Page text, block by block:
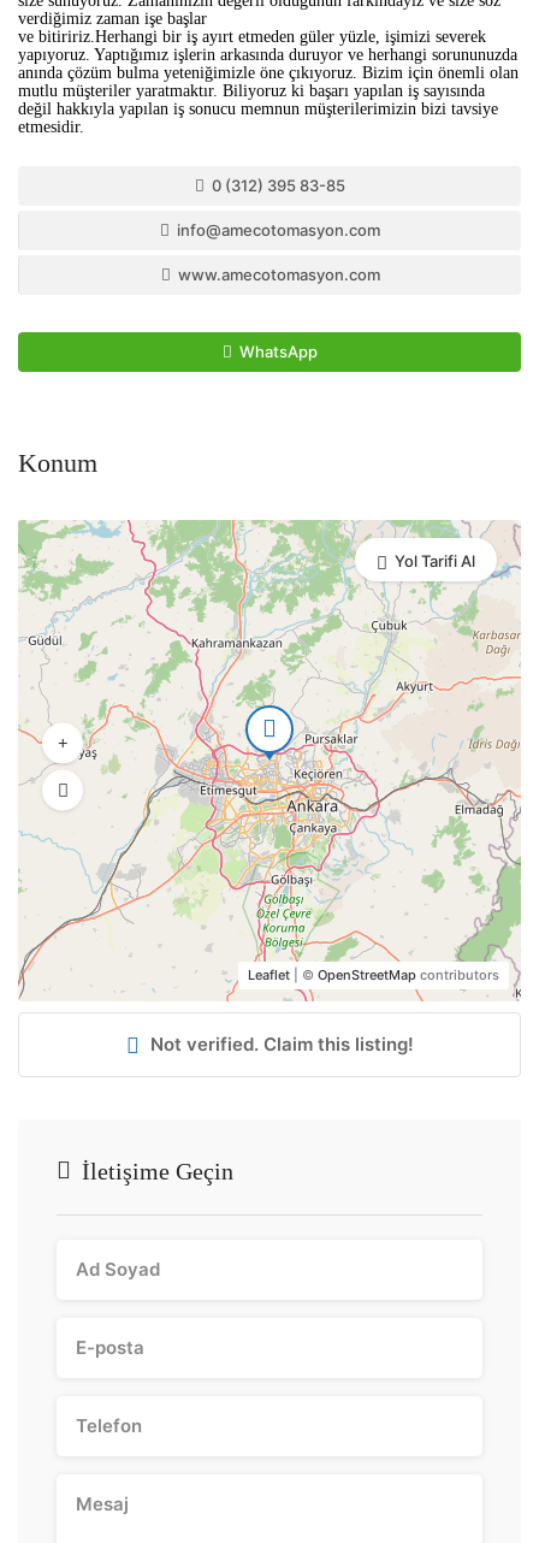
verdiğimiz zaman işe başlar
ve bitiririz.Herhangi bir iş ayırt etmeden güler yüzle, işimizi severek
yapıyoruz. Yaptığımız işlerin arkasında duruyor ve herhangi sorununuzda
anında çözüm bulma yeteniğimizle öne çıkıyoruz. Bizim için önemli olan
mutlu müşteriler yaratmaktır. Biliyoruz ki başarı yapılan iş sayısında
değil hakkıyla yapılan iş sonucu memnun müşterilerimizin bizi tavsiye
etmesidir.
0 (312) 395 83-85
info@amecotomasyon.com
www.amecotomasyon.com
WhatsApp
Konum
Leaflet | © OpenStreetMap contributors
Yol Tarifi Al
Not verified. Claim this listing!
İletişime Geçin